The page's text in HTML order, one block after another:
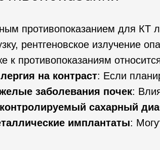
противопоказанием для КТ
рентгеновское излучение
к противопоказаниям
на контраст: Если
заболевания почек:
сахарный
имплантаты: